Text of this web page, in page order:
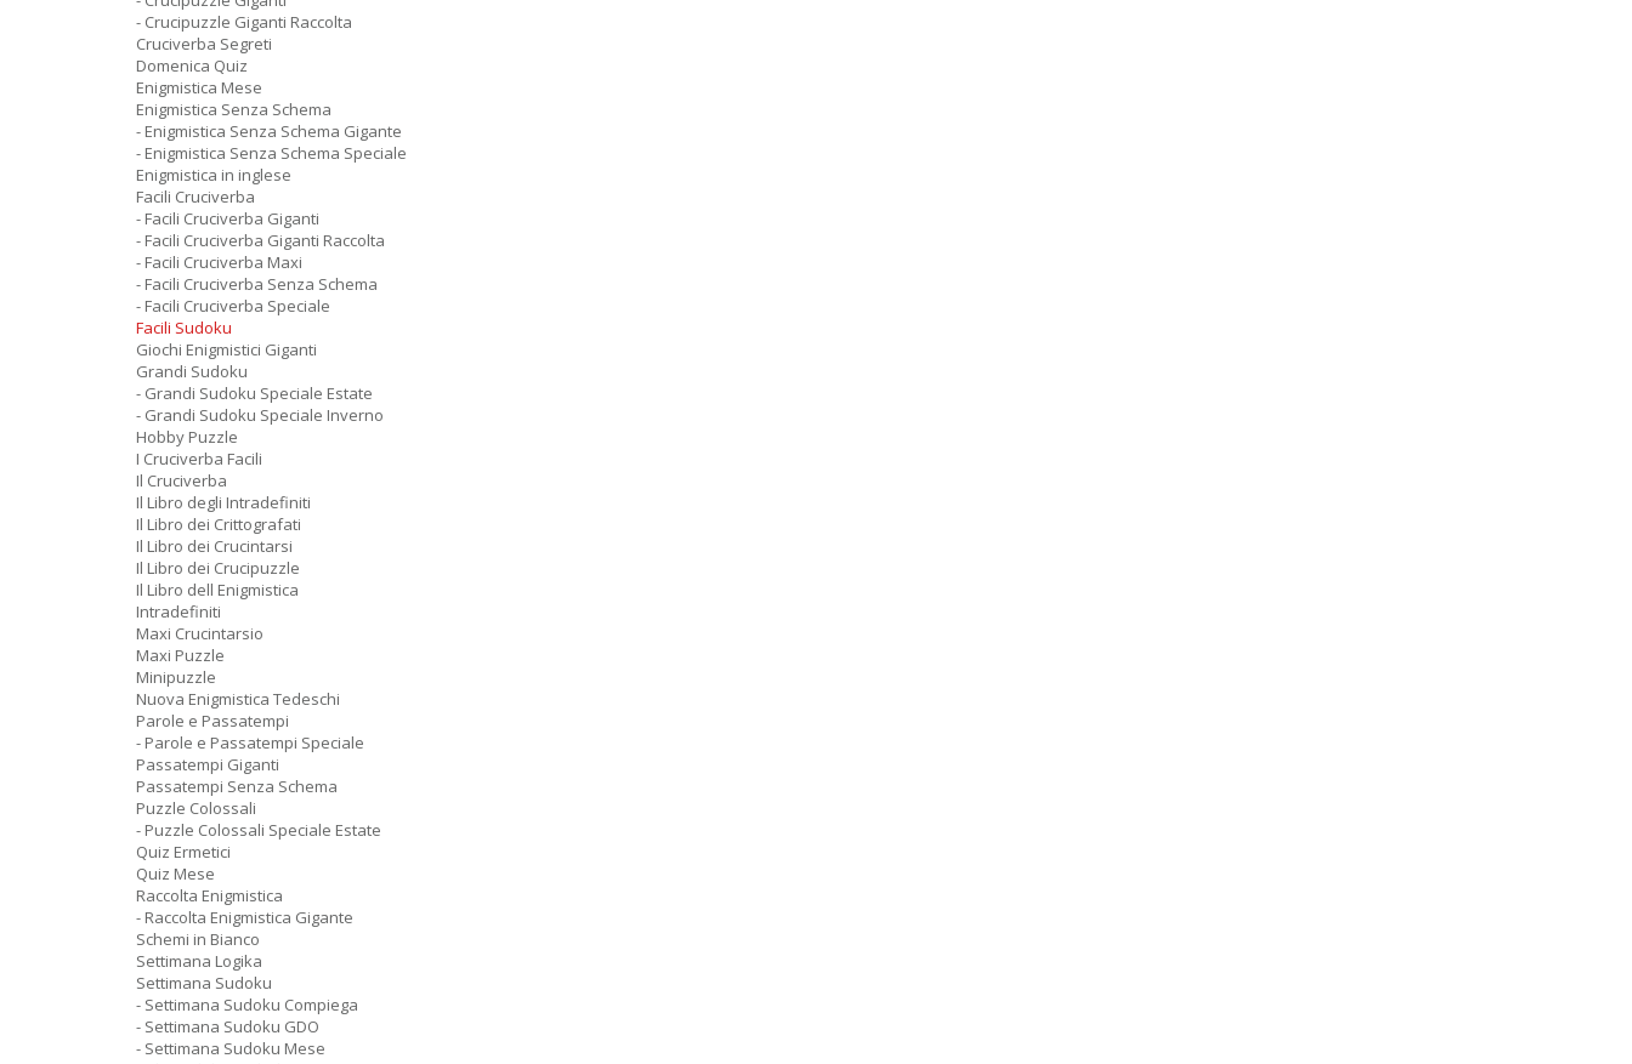
- Crucipuzzle Giganti Raccolta
Cruciverba Segreti
Domenica Quiz
Enigmistica Mese
Enigmistica Senza Schema
- Enigmistica Senza Schema Gigante
- Enigmistica Senza Schema Speciale
Enigmistica in inglese
Facili Cruciverba
- Facili Cruciverba Giganti
- Facili Cruciverba Giganti Raccolta
- Facili Cruciverba Maxi
- Facili Cruciverba Senza Schema
- Facili Cruciverba Speciale
Facili Sudoku
Giochi Enigmistici Giganti
Grandi Sudoku
- Grandi Sudoku Speciale Estate
- Grandi Sudoku Speciale Inverno
Hobby Puzzle
I Cruciverba Facili
Il Cruciverba
Il Libro degli Intradefiniti
Il Libro dei Crittografati
Il Libro dei Crucintarsi
Il Libro dei Crucipuzzle
Il Libro dell Enigmistica
Intradefiniti
Maxi Crucintarsio
Maxi Puzzle
Minipuzzle
Nuova Enigmistica Tedeschi
Parole e Passatempi
- Parole e Passatempi Speciale
Passatempi Giganti
Passatempi Senza Schema
Puzzle Colossali
- Puzzle Colossali Speciale Estate
Quiz Ermetici
Quiz Mese
Raccolta Enigmistica
- Raccolta Enigmistica Gigante
Schemi in Bianco
Settimana Logika
Settimana Sudoku
- Settimana Sudoku Compiega
- Settimana Sudoku GDO
- Settimana Sudoku Mese